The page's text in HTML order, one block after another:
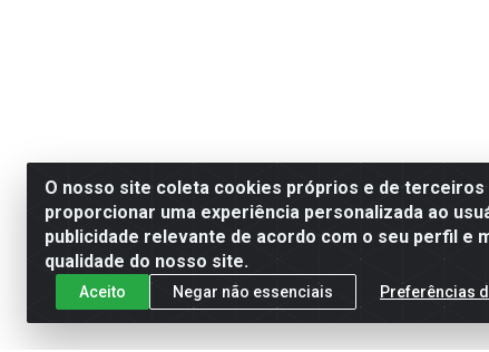
O nosso site coleta cookies próprios e de terceiros
proporcionar uma experiência personalizada ao
publicidade relevante de acordo com o seu perfil e
qualidade do nosso site.
Aceito Negar não essenciais Preferências